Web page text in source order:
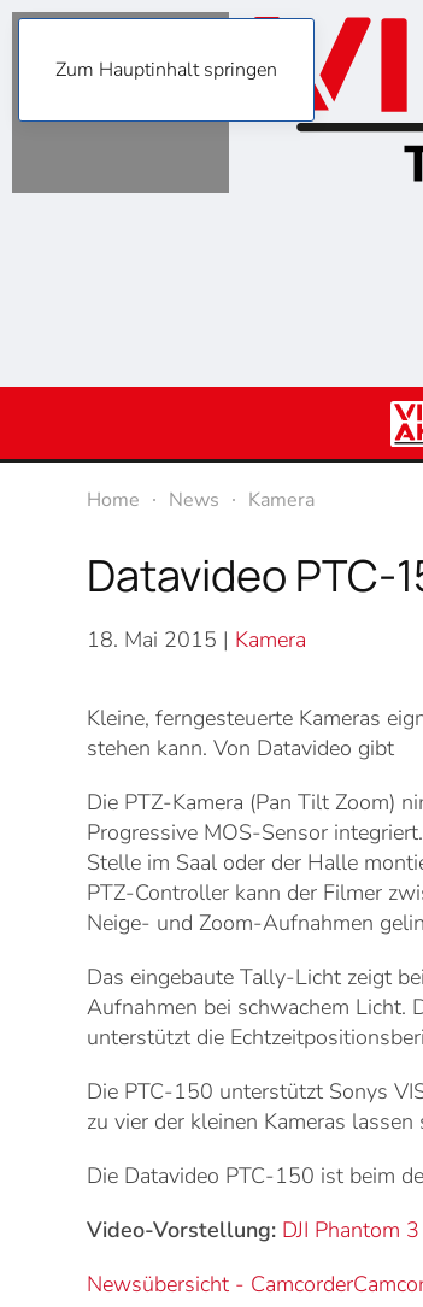
Zum Hauptinhalt springen
Home News Kamera
Datavideo PTC-
18. Mai 2015 | Kamera
Kleine, ferngesteuerte Kameras
stehen kann. Von Datavideo gibt
Die PTZ-Kamera (Pan Tilt Zoom)
Progressive MOS-Sensor
Stelle im Saal oder der Halle
PTZ-Controller kann der Filmer
Neige- und Zoom-Aufnahmen
Das eingebaute Tally-Licht zeigt
Aufnahmen bei schwachem Licht.
unterstützt die
Die PTC-150 unterstützt Sonys
zu vier der kleinen Kameras
Die Datavideo PTC-150 ist beim
Video-Vorstellung: DJI Phantom
Newsübersicht - Camcorder